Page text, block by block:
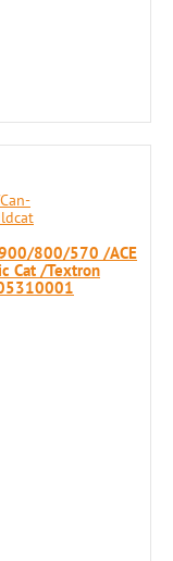
800/570 /ACE
Cat /Textron